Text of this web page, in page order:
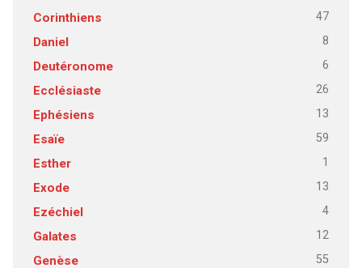
Corinthiens
47
Daniel 8
Deutéronome 6
Ecclésiaste 26
Ephésiens 13
Esaïe 59
Esther 1
Exode 13
Ezéchiel 4
Galates 12
Genèse 55